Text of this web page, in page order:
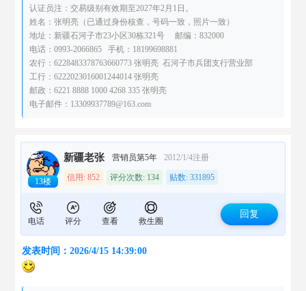
认证员注：交易级别有效期至2027年2月1日。
姓名：张明亮（已通过身份核查，号码一致，照片一致）
地址：新疆石河子市23小区30栋321号 邮编：832000
电话：0993-2066865 手机：18199698881
农行：6228483378763660773 张明亮 石河子市兵团支行营业部
工行：6222023016001244014 张明亮
邮政：6221 8888 1000 4268 335 张明亮
电子邮件：13309937789@163.com
13楼
新疆老张 营销员第5年 2012/1/4注册
信用: 852 评分次数: 134 贴数: 331895
电话 评分 查看 救生圈
回复
发表时间：2026/4/15 14:39:00